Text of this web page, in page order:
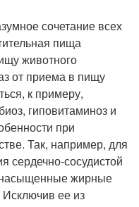
сочетание всех
пища
животного
от приема в пищу
к примеру,
гиповитаминоз и
при
Так, например, для
сердечно-сосудистой
жирные
ее из